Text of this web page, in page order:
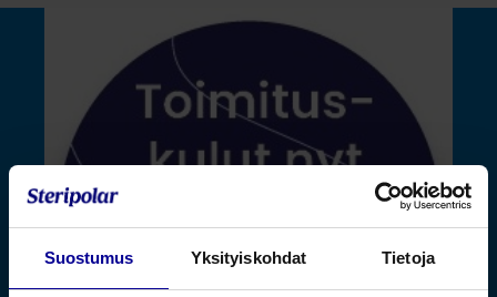
Suostumus Yksityiskohdat Tietoja
verkkokaupassa 16.9.-20.12.2024